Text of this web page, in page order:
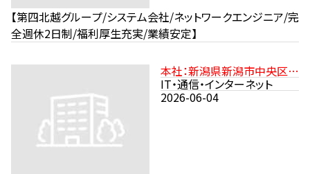
【第四北越グループ/システム会社/ネットワークエンジニア/完
全週休2日制/福利厚生充実/業績安定】
本社：新潟県新潟市中央区沼
垂東2-11-21 JR信越本線「新
潟駅」より徒歩15分
IT・通信・インターネット
2026-06-04